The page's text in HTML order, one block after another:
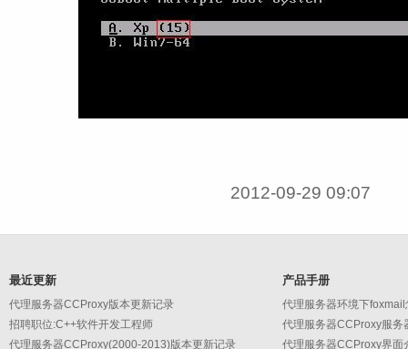
2012-09-29 09:07
最近更新
代理服务器CCProxy版本更新记录
招聘职位:C++软件开发工程师
代理服务器CCProxy(2000-2013)版本更新记录
产品手册
代理服务器环境下
代理服务器CCProxy服务
代理服务器CCProxy界面